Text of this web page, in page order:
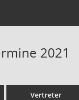
2021
Vertreter